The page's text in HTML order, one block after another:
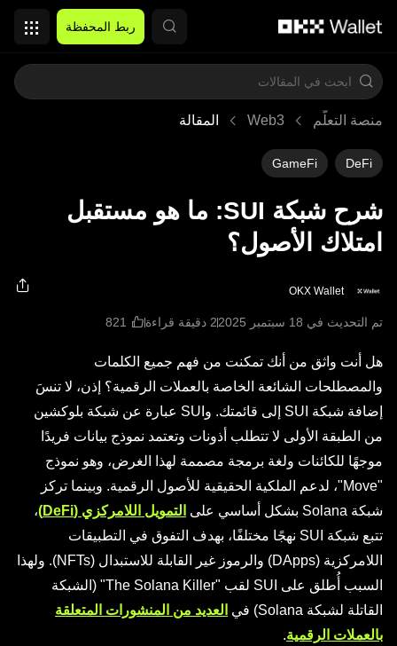
ربط المحفظة
منصة التعلُّم Web3 المقالة
DeFi
GameFi
شرح شبكة SUI: ما هو مستقبل
امتلاك الأصول؟
OKX Wallet
تم التحديث في ‏18 سبتمبر 2025 2 دقيقة قراءة
هل أنت واثق من أنك تمكنت من فهم جميع الكلمات
والمصطلحات الشائعة الخاصة بالعملات الرقمية؟ إذن، لا تنسَ
إضافة شبكة SUI إلى قائمتك. وSUI عبارة عن شبكة بلوكشين
من الطبقة الأولى لا تتطلب أذونات وتعتمد نموذج بيانات فريدًا
موجهًا للكائنات ولغة برمجة مصممة لهذا الغرض، وهو نموذج
"Move"، لدعم الملكية الحقيقية للأصول الرقمية. وبينما تركز
شبكة Solana بشكل أساسي على
التمويل اللامركزي (DeFi)
،
تتبع شبكة SUI نهجًا مختلفًا، بهدف التفوق في التطبيقات
اللامركزية (DApps) والرموز غير القابلة للاستبدال (NFTs). ولهذا
السبب أُطلق على SUI لقب "The Solana Killer" (الشبكة
القاتلة لشبكة Solana) في
العديد من المنشورات المتعلقة
بالعملات الرقمية.